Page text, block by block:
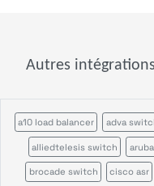
Autres intégrations
a10 load balancer adva
alliedtelesis switch
brocade switch cisco asr